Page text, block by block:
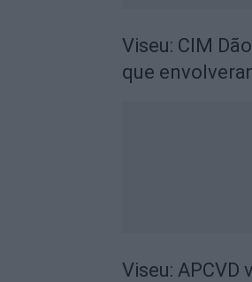
Viseu: CIM
que
Viseu: